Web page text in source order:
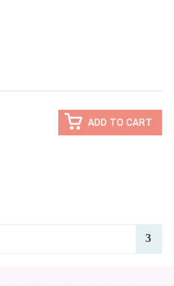
ADD TO CART